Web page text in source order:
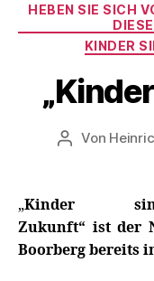
HEBEN SIE SICH
KINDER
Beitragsautor
Von
„Kinder
Zukunft“ ist der
Boorberg bereits